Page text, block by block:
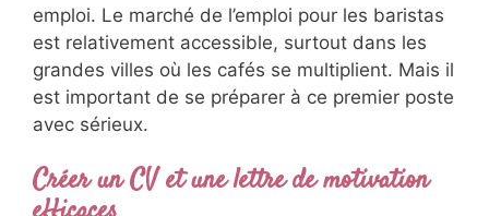
emploi. Le marché de l’emploi pour les baristas
est relativement accessible, surtout dans les
grandes villes où les cafés se multiplient. Mais il
est important de se préparer à ce premier poste
avec sérieux.
Créer un CV et une lettre de motivation